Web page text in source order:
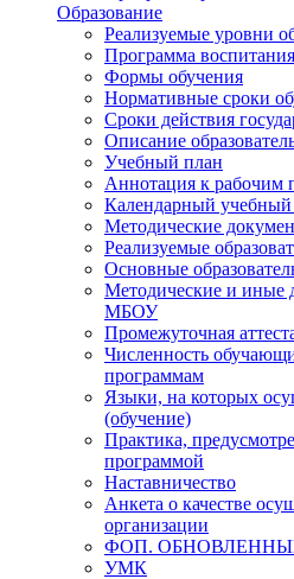
Образование
Реализуемые уровни
Программа воспитания
Формы обучения
Нормативные сроки
Сроки действия
Описание
Учебный план
Аннотация к рабочим
Календарный учебный
Методические
Реализуемые
Основные
Методические и иные
МБОУ
Промежуточная
Численность
программам
Языки, на которых
(обучение)
Практика,
программой
Наставничество
Анкета о качестве
организации
ФОП.
УМК